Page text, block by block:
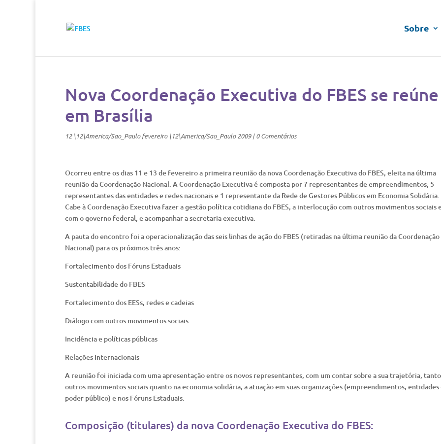
Sobre
Nova Coordenação Executiva do FBES se reúne
em Brasília
12 \12\America/Sao_Paulo fevereiro \12\America/Sao_Paulo 2009|0 Comentários
Ocorreu entre os dias 11 e 13 de fevereiro a primeira reunião da nova Coordenação Executiva do FBES, eleita na última
reunião da Coordenação Nacional. A Coordenação Executiva é composta por 7 representantes de empreendimentos; 5
representantes das entidades e redes nacionais e 1 representante da Rede de Gestores Públicos em Economia Solidária.
Cabe à Coordenação Executiva fazer a gestão política cotidiana do FBES, a interlocução com outros movimentos sociais
com o governo federal, e acompanhar a secretaria executiva.
A pauta do encontro foi a operacionalização das seis linhas de ação do FBES (retiradas na última reunião da Coordenação
Nacional) para os próximos três anos:
Fortalecimento dos Fóruns Estaduais
Sustentabilidade do FBES
Fortalecimento dos EESs, redes e cadeias
Diálogo com outros movimentos sociais
Incidência e políticas públicas
Relações Internacionais
A reunião foi iniciada com uma apresentação entre os novos representantes, com um contar sobre a sua trajetória,
outros movimentos sociais quanto na economia solidária, a atuação em suas organizações (empreendimentos, entidades
poder público) e nos Fóruns Estaduais.
Composição (titulares) da nova Coordenação Executiva do FBES: